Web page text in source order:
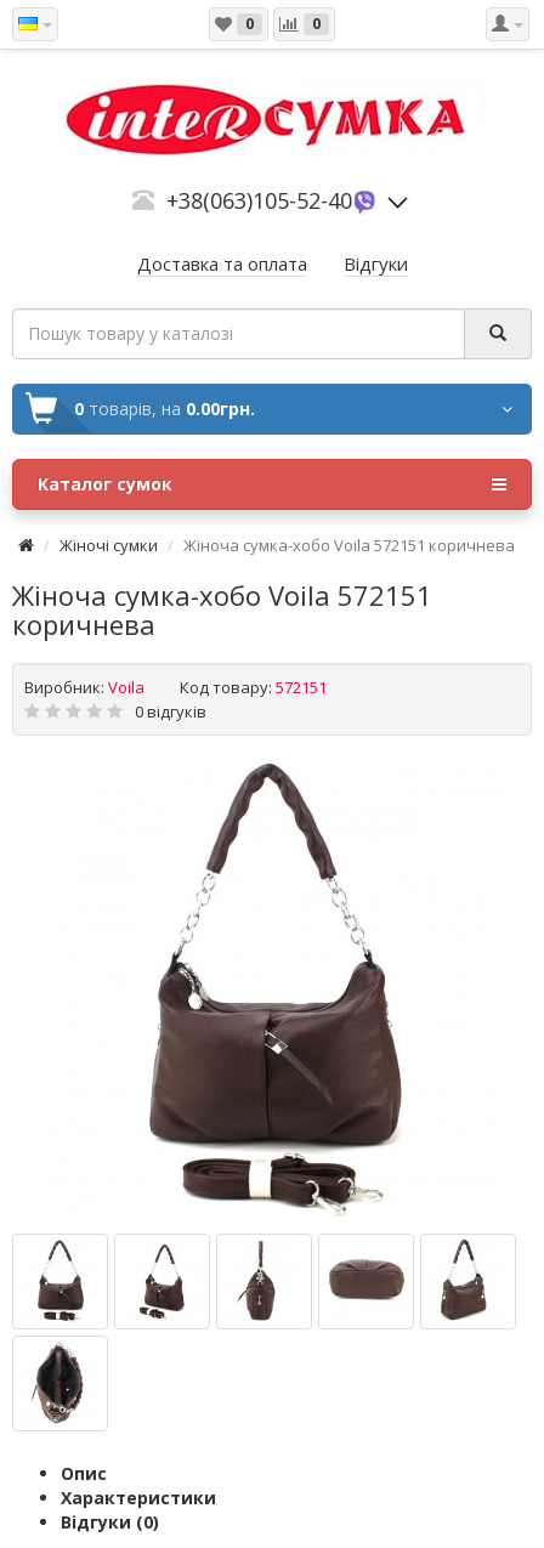
0 0
+38(063)105-52-40
Доставка та оплата Відгуки
0 товарів, на 0.00грн.
Каталог сумок
Жіночі сумки Жіноча сумка-хобо Voila 572151 коричнева
Жіноча сумка-хобо Voila 572151
коричнева
Виробник: Voila Код товару: 572151
0 відгуків
Опис
Характеристики
Відгуки (0)